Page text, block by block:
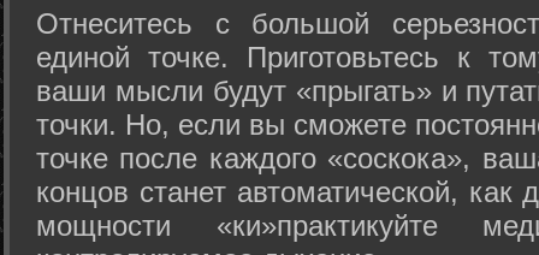
Отнеситесь с большой
единой точке. Приготовьтесь к
ваши мысли будут «прыгать» и
точки. Но, если вы сможете
точке после каждого «соскока»,
концов станет автоматической,
мощности «ки»практикуйте